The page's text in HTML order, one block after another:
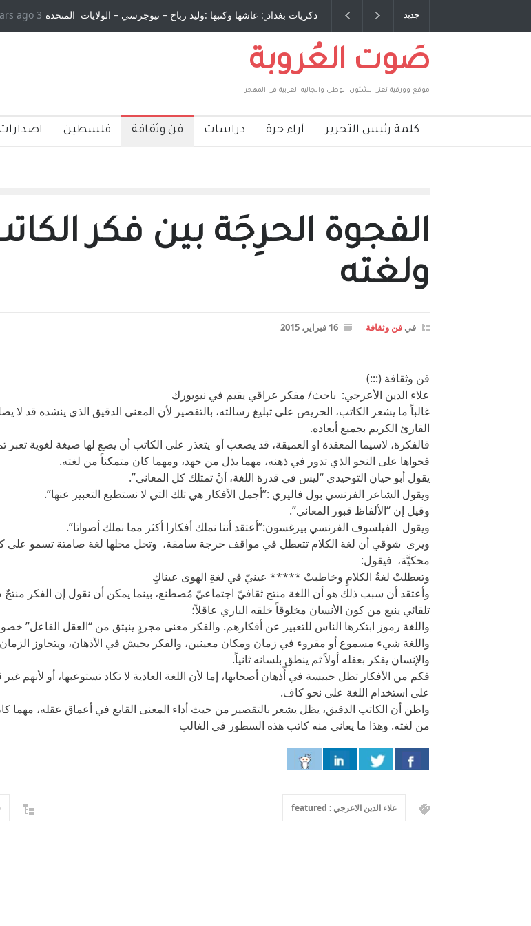
جديد دكريات بغداد ٍ: عاشها وكتبها :وليد رباح – نيوجرسي – الولايات المتحدة
الامريكية
طاحنة كتب وترافع فيها بنفسه مرة اخرى.. الشيخ
صاغرون،
3 years ago
صَوت العُروبة
موقع وورقية تعنى بشئون الوطن والجاليه العربية في المهجر
كلمة رئيس التحرير آراء حرة دراسات فن وثقافة فلسطين
الفجوة الحرِجَة بين فكر
ولغته
في فن وثقافة 16 فبراير، 2015
فن وثقافة (:::)
علاء الدين الأعرجي: باحث/ مفكر عراقي يقيم في نيويورك
غالباً ما يشعر الكاتب، الحريص على تبليغ رسالته، بالتقصير لأن المعنى الدقيق الذي ينشده قد لا
القارئ الكريم بجميع أبعاده.
فالفكرة، لاسيما المعقدة او العميقة، قد يصعب أو يتعذر على الكاتب أن يضع لها صيغة لغوية تعبر
فحواها على النحو الذي تدور في ذهنه، مهما بذل من جهد، ومهما كان متمكناً من لغته.
يقول أبو حيان التوحيدي “ليس في قدرة اللغة، أنْ تمتلك كل المعاني”.
ويقول الشاعر الفرنسي بول فاليري :”أجمل الأفكار هي تلك التي لا نستطيع التعبير عنها”.
وقيل إن “الألفاظ قبور المعاني”.
ويقول الفيلسوف الفرنسي بيرغسون:”أعتقد أننا نملك أفكارا أكثر مما نملك أصواتا”.
ويرى شوقي أن لغة الكلام تتعطل في مواقف حرجة سامقة، وتحل محلها لغة صامتة تسمو على
محكيَّة، فيقول:
وتعطلتْ لغةُ الكلامِ وخاطبتْ ***** عينيّ في لغةِ الهوى عيناكِ
وأعتقد أن سبب ذلك هو أن اللغة منتج ثقافيّ اجتماعيّ مُصطنع، بينما يمكن أن نقول إن الفكر
تلقائي ينبع من كون الأنسان مخلوقاً خلقه الباري عاقلاً؛
واللغة رموز ابتكرها الناس للتعبير عن أفكارهم. والفكر معنى مجردٍ ينبثق من “العقل الفاعل”
واللغة شيء مسموع أو مقروء في زمان ومكان معينين، والفكر يجيش في الأذهان، ويتجاوز
والإنسان يفكر بعقله أولاً ثم ينطق بلسانه ثانياً.
فكم من الأفكار تظل حبيسة في أّذهان أصحابها، إما لأن اللغة العادية لا تكاد تستوعبها، أو لأنهم غير
على استخدام اللغة على نحو كاف.
واظن أن الكاتب الدقيق، يظل يشعر بالتقصير من حيث أداء المعنى القابع في أعماق عقله، مهما
من لغته. وهذا ما يعاني منه كاتب هذه السطور في الغالب
علاء الدين الاعرجي : featured